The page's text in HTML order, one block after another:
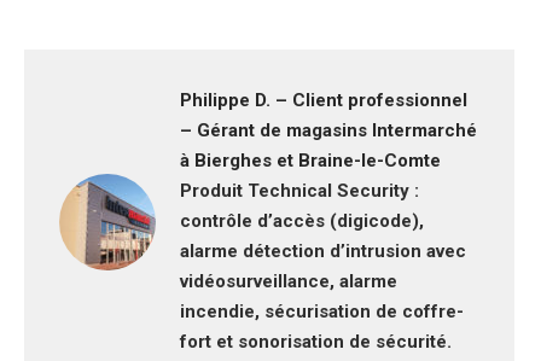
Philippe D. – Client professionnel
– Gérant de magasins Intermarché
à Bierghes et Braine-le-Comte
Produit Technical Security :
contrôle d’accès (digicode),
alarme détection d’intrusion avec
vidéosurveillance, alarme
incendie, sécurisation de coffre-
fort et sonorisation de sécurité.